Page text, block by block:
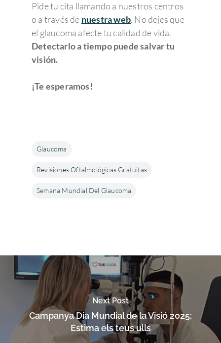
Pide tu cita llamando a nuestros centros
o a través de nuestra web. No dejes que
el glaucoma afecte tu calidad de vida.
Detectarlo a tiempo puede salvar tu
visión.
¡Te esperamos!
Glaucoma
Revisiones Oftalmológicas Gratuitas
Semana Mundial Del Glaucoma
Next Post
Campanya Dia Mundial de la Visió 2025:
Estima els teus ulls